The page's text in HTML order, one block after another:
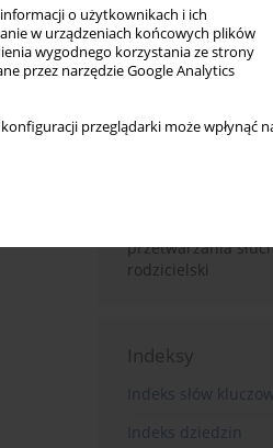
o użytkownikach i ich
w urządzeniach końcowych plików
wygodnego korzystania ze strony
przez narzędzie Google Analytics
przeglądarki może wpłynąć
Badanie zmysłów
choroby
przegląd literatury
Choroba Meniere’a
diagnostyka,
leczenia i
Relacje rodzinne i
dzieci z
przetwarzania
rodzicielski
Indeksy
Indeks słów
Indeks dziedzin